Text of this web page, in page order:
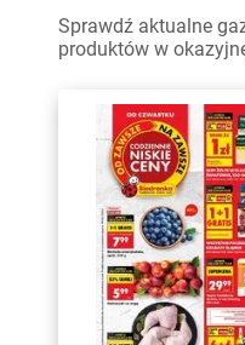
Sprawdź aktualne
produktów w